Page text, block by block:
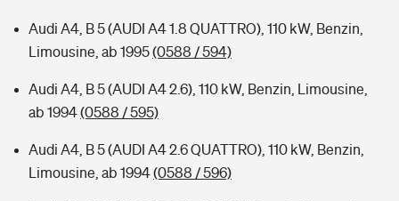
Typklassen: So ist Ihr Auto eingestuft
Audi A4, B 5 (AUDI A4 1.8 QUATTRO), 110 kW, Benzin,
Limousine, ab 1995(0588 / 594)
Audi A4, B 5 (AUDI A4 2.6), 110 kW, Benzin, Limousine,
ab 1994(0588 / 595)
Audi A4, B 5 (AUDI A4 2.6 QUATTRO), 110 kW, Benzin,
Limousine, ab 1994(0588 / 596)